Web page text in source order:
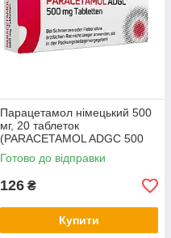
Парацетамол німецький 500
мг, 20 таблеток
(PARACETAMOL ADGC 500
mg Tabletten, 20 St.)
Готово до відправки
126 ₴
Купити